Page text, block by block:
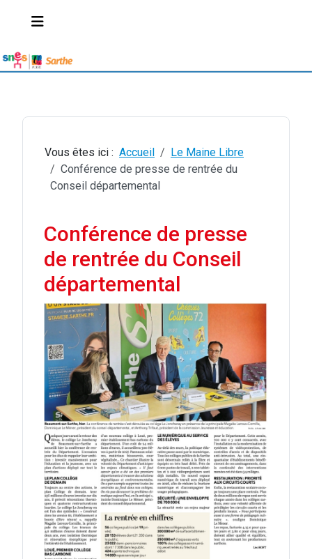
Vous êtes ici : Accueil
Le Maine Libre
Conférence de presse de rentrée du
Conseil départemental
Conférence de presse
de rentrée du Conseil
départemental